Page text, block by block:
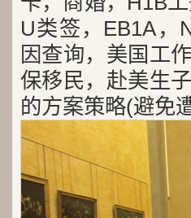
U类签，EB1A，
因查询，美国工
保移民，赴美生
的方案策略(避免